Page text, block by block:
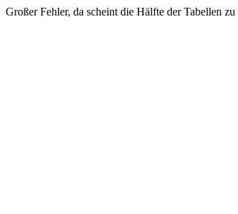
Großer Fehler, da scheint die Hälfte der Tabellen